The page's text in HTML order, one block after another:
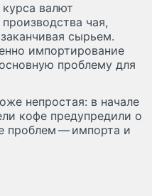
валют
чая,
сырьем.
импортирование
проблему для
непростая: в начале
кофе предупредили о
проблем — импорта и